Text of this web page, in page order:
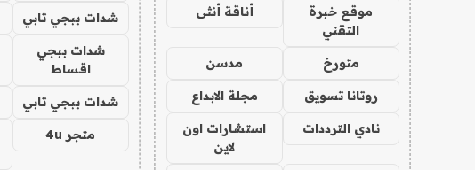
موقع خبرة
التقني
أناقة أنثى
متورخ مدسن
روتانا تسويق مجلة الابداع
نادي الترددات
استشارات اون
لاين
شدات ببجي تابي
شدات ببجي
اقساط
شدات ببجي تابي
متجر 4u